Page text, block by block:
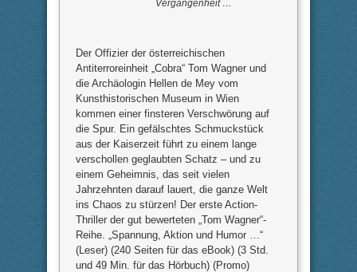
Vergangenheit …
Der Offizier der österreichischen
Antiterroreinheit „Cobra“ Tom Wagner und
die Archäologin Hellen de Mey vom
Kunsthistorischen Museum in Wien
kommen einer finsteren Verschwörung auf
die Spur. Ein gefälschtes Schmuckstück
aus der Kaiserzeit führt zu einem lange
verschollen geglaubten Schatz – und zu
einem Geheimnis, das seit vielen
Jahrzehnten darauf lauert, die ganze Welt
ins Chaos zu stürzen! Der erste Action-
Thriller der gut bewerteten „Tom Wagner“-
Reihe. „Spannung, Aktion und Humor …“
(Leser) (240 Seiten für das eBook) (3 Std.
und 49 Min. für das Hörbuch) (Promo)